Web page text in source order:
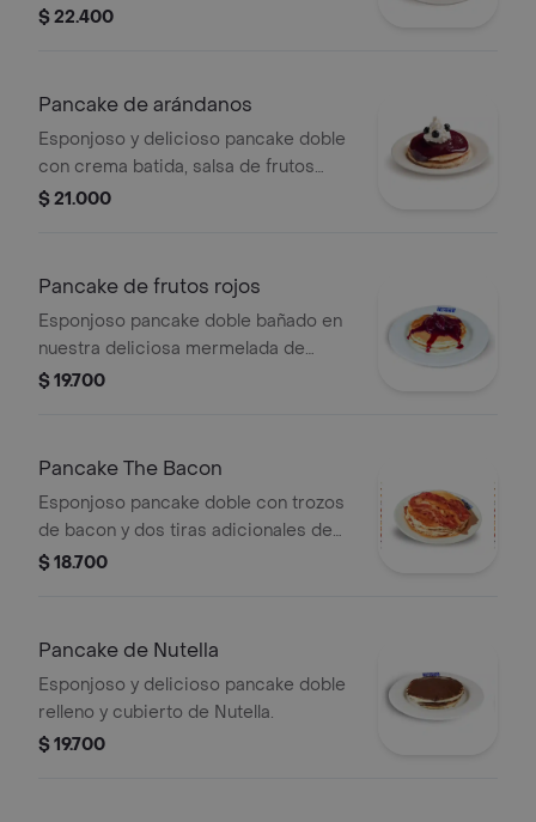
deliciosa salsa de fresa.
$ 22.400
Pancake de arándanos
Esponjoso y delicioso pancake doble
con crema batida, salsa de frutos
rojos y arándanos frescos.
$ 21.000
Pancake de frutos rojos
Esponjoso pancake doble bañado en
nuestra deliciosa mermelada de
frutos rojos.
$ 19.700
Pancake The Bacon
Esponjoso pancake doble con trozos
de bacon y dos tiras adicionales de
bacon crujiente, bañado con deliciosa
$ 18.700
Pancake de Nutella
Esponjoso y delicioso pancake doble
relleno y cubierto de Nutella.
$ 19.700